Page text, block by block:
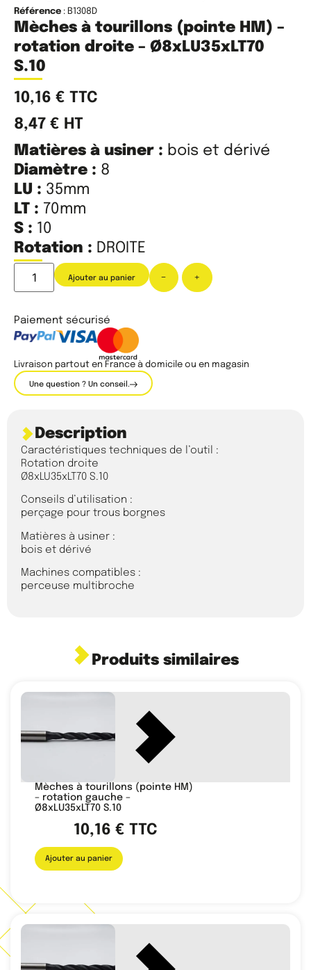
Référence : B1308D
Mèches à tourillons (pointe HM) –
rotation droite – Ø8xLU35xLT70
S.10
10,16 € TTC
8,47 € HT
Matières à usiner : bois et dérivé
Diamètre : 8
LU : 35mm
LT : 70mm
S : 10
Rotation : DROITE
- +
Ajouter au panier
Paiement sécurisé
Livraison partout en France à domicile ou en magasin
Une question ? Un conseil.
Description
Caractéristiques techniques de l’outil :
Rotation droite
Ø8xLU35xLT70 S.10
Conseils d’utilisation :
perçage pour trous borgnes
Matières à usiner :
bois et dérivé
Machines compatibles :
perceuse multibroche
Produits similaires
Mèches à tourillons (pointe HM)
– rotation gauche –
Ø8xLU35xLT70 S.10
10,16 € TTC
Ajouter au panier